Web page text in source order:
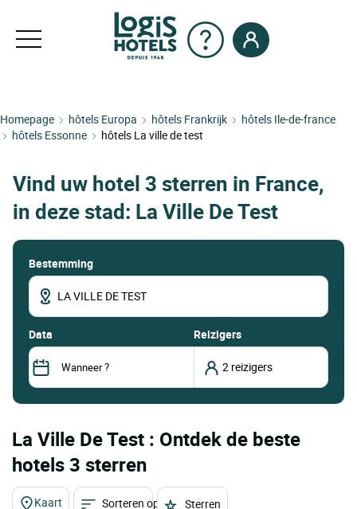
Homepage hôtels Europa hôtels Frankrijk
hôtels Ile-de-france
hôtels Essonne
hôtels La ville de test
Vind uw hotel 3 sterren in France,
in deze stad: La Ville De Test
Bestemming
data Reizigers
La Ville De Test : Ontdek de beste
hotels 3 sterren
Kaart Sorteren op Sterren